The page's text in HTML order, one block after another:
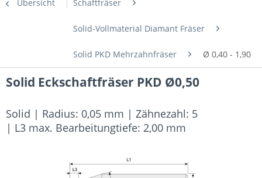
Übersicht Schaftfräser
Solid-Vollmaterial Diamant Fräser
Solid PKD Mehrzahnfräser Ø 0,40 - 1,90
Solid Eckschaftfräser PKD Ø0,50
Solid | Radius: 0,05 mm | Zähnezahl: 5
| L3 max. Bearbeitungtiefe: 2,00 mm